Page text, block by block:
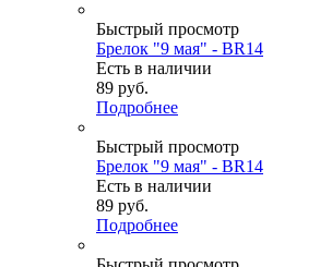
Быстрый просмотр
Брелок "9 мая" - BR14
Есть в наличии
89 руб.
Подробнее
Быстрый просмотр
Брелок "9 мая" - BR14
Есть в наличии
89 руб.
Подробнее